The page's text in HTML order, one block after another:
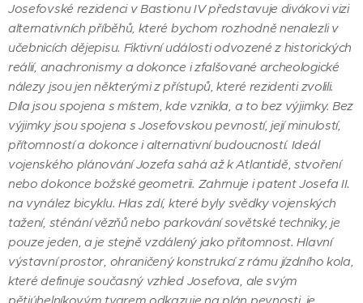
Josefovské rezidenci v Bastionu IV představuje divákovi vizi
alternativních příběhů, které bychom rozhodně nenalezli v
učebnicích dějepisu. Fiktivní události odvozené z historických
reálií, anachronismy a dokonce i zfalšované archeologické
nálezy jsou jen některými z přístupů, které rezidenti zvolili.
Díla jsou spojena s místem, kde vznikla, a to bez výjimky. Bez
výjimky jsou spojena s Josefovskou pevností, její minulostí,
přítomností a dokonce i alternativní budoucností. Ideál
vojenského plánování Jozefa sahá až k Atlantidě, stvoření
nebo dokonce božské geometrii. Zahrnuje i patent Josefa II.
na vynález bicyklu. Hlas zdí, které byly svědky vojenských
tažení, sténání vězňů nebo parkování sovětské techniky, je
pouze jeden, a je stejně vzdálený jako přítomnost. Hlavní
výstavní prostor, ohraničený konstrukcí z rámu jízdního kola,
které definuje současný vzhled Josefova, ale svým